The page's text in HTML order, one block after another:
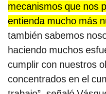
mecanismos que nos
entienda mucho más
también sabemos
haciendo muchos
cumplir con nuestros
concentrados en el